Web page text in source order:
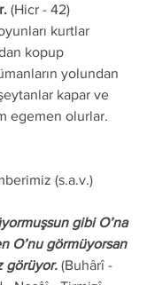
(Hicr - 42)
kopup
yolundan
kapar ve
egemen olurlar.
O’nu görmüyorsan
görüyor. (Buhârî -